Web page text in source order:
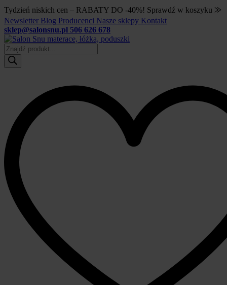
Tydzień niskich cen – RABATY DO -40%! Sprawdź w koszyku ⨠
Newsletter Blog Producenci Nasze sklepy Kontakt
sklep@salonsnu.pl 506 626 678
Wyszukiwarka
produktów